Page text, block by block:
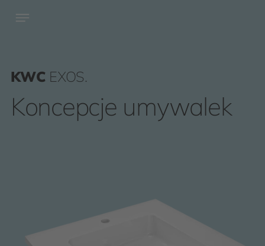
KWC EXOS.
Koncepcje umywalek